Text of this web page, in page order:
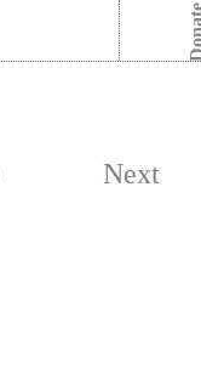
Next